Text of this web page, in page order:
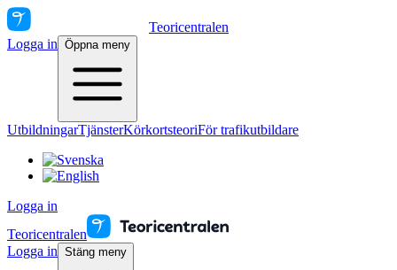
Teoricentralen
Logga in Öppna meny
UtbildningarTjänsterKörkortsteoriFör trafikutbildare
Logga in
Teoricentralen
Logga in Stäng meny